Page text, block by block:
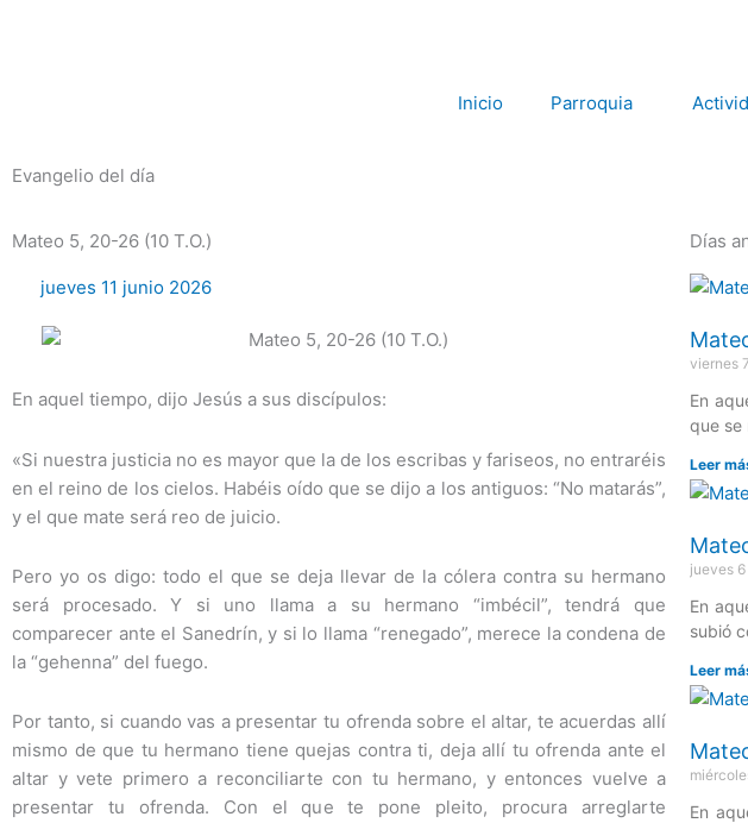
Inicio
Parroquia
Evangelio del día
Mateo 5, 20-26 (10 T.O.)
jueves 11 junio 2026
En aquel tiempo, dijo Jesús a sus discípulos:
«Si nuestra justicia no es mayor que la de los escribas y fariseos, no entraréis
en el reino de los cielos. Habéis oído que se dijo a los antiguos: “No matarás”,
y el que mate será reo de juicio.
Pero yo os digo: todo el que se deja llevar de la cólera contra su hermano
será procesado. Y si uno llama a su hermano “imbécil”, tendrá que
comparecer ante el Sanedrín, y si lo llama “renegado”, merece la condena de
la “gehenna” del fuego.
Por tanto, si cuando vas a presentar tu ofrenda sobre el altar, te acuerdas allí
mismo de que tu hermano tiene quejas contra ti, deja allí tu ofrenda ante el
altar y vete primero a reconciliarte con tu hermano, y entonces vuelve a
presentar tu ofrenda. Con el que te pone pleito, procura arreglarte
Días
viernes
En
que se
Leer
jueves
En
subió
Leer
En
Página